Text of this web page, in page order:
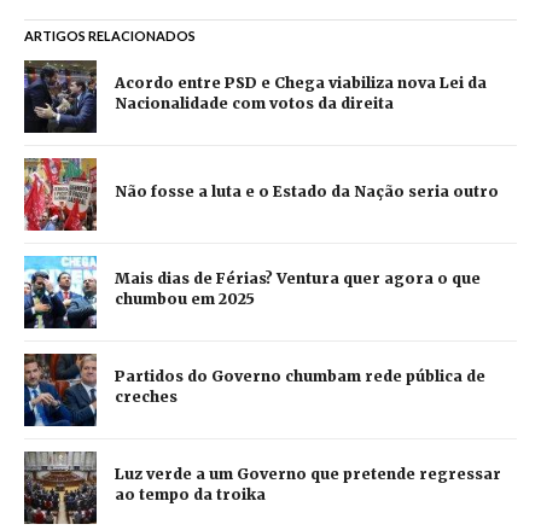
ARTIGOS RELACIONADOS
Acordo entre PSD e Chega viabiliza nova Lei da
Nacionalidade com votos da direita
Não fosse a luta e o Estado da Nação seria outro
Mais dias de Férias? Ventura quer agora o que
chumbou em 2025
Partidos do Governo chumbam rede pública de
creches
Luz verde a um Governo que pretende regressar
ao tempo da troika